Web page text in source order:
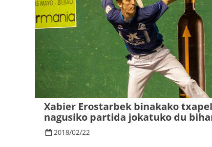
Xabier Erostarbek binakako
nagusiko partida jokatuko du
2018/02/22